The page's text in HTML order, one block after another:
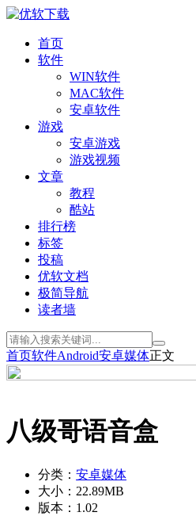
首页
软件
WIN软件
MAC软件
安卓软件
游戏
安卓游戏
游戏视频
文章
教程
酷站
排行榜
标签
投稿
优软文档
极简导航
读者墙
首页软件Android安卓媒体正文
八级哥语音盒
分类： 安卓媒体
大小： 22.89MB
版本： 1.02